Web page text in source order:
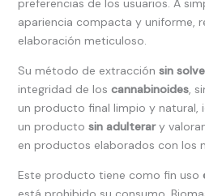
preferencias de los usuarios. A
apariencia compacta y uniforme,
elaboración meticuloso.
Su método de extracción sin
integridad de los cannabinoides,
un producto final limpio y natural,
un producto sin adulterary
en productos elaborados con los
Este producto tiene como fin uso